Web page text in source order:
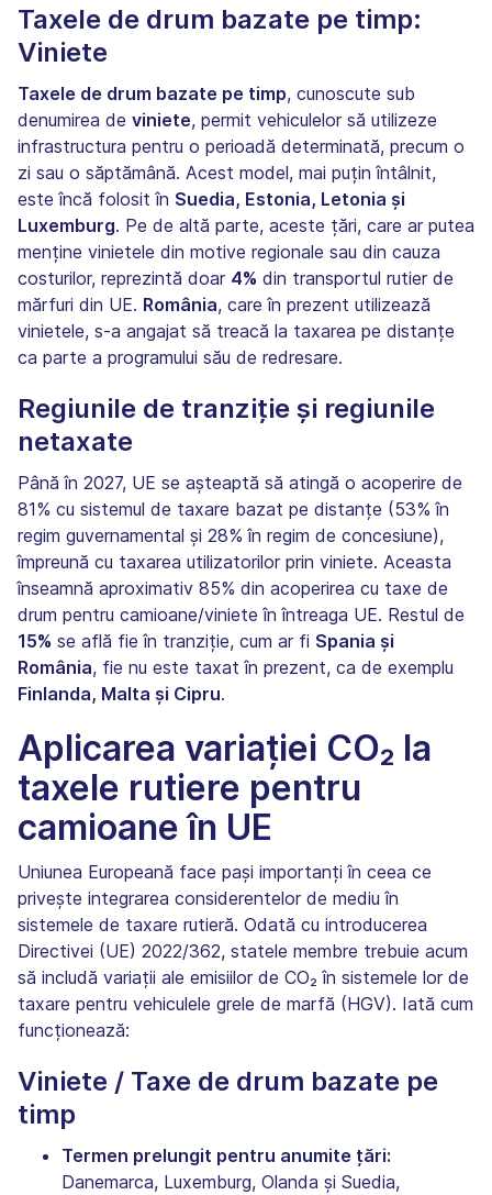
Taxele de drum bazate pe timp:
Viniete
Taxele de drum bazate pe timp, cunoscute sub
denumirea de viniete, permit vehiculelor să utilizeze
infrastructura pentru o perioadă determinată, precum o
zi sau o săptămână. Acest model, mai puțin întâlnit,
este încă folosit în Suedia, Estonia, Letonia și
Luxemburg. Pe de altă parte, aceste țări, care ar putea
menține vinietele din motive regionale sau din cauza
costurilor, reprezintă doar 4% din transportul rutier de
mărfuri din UE. România, care în prezent utilizează
vinietele, s-a angajat să treacă la taxarea pe distanțe
ca parte a programului său de redresare.
Regiunile de tranziție și regiunile
netaxate
Până în 2027, UE se așteaptă să atingă o acoperire de
81% cu sistemul de taxare bazat pe distanțe (53% în
regim guvernamental și 28% în regim de concesiune),
împreună cu taxarea utilizatorilor prin viniete. Aceasta
înseamnă aproximativ 85% din acoperirea cu taxe de
drum pentru camioane/viniete în întreaga UE. Restul de
15% se află fie în tranziție, cum ar fi Spania și
România, fie nu este taxat în prezent, ca de exemplu
Finlanda, Malta și Cipru.
Aplicarea variației CO₂ la
taxele rutiere pentru
camioane în UE
Uniunea Europeană face pași importanți în ceea ce
privește integrarea considerentelor de mediu în
sistemele de taxare rutieră. Odată cu introducerea
Directivei (UE) 2022/362, statele membre trebuie acum
să includă variații ale emisiilor de CO₂ în sistemele lor de
taxare pentru vehiculele grele de marfă (HGV). Iată cum
funcționează:
Viniete / Taxe de drum bazate pe
timp
Termen prelungit pentru anumite țări:
Danemarca, Luxemburg, Olanda și Suedia,